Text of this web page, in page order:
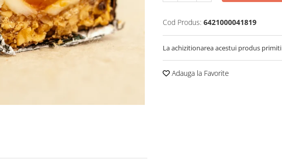
Cod Produs: 6421000041819
La achizitionarea acestui produs primiti
Adauga la Favorite